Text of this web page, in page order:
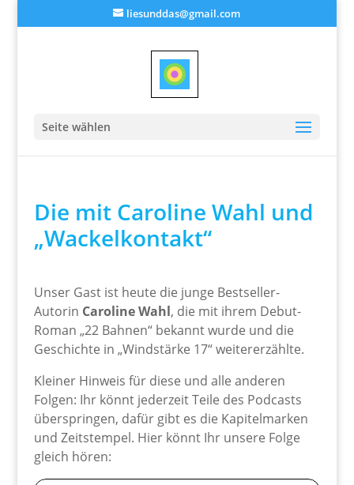
liesunddas@gmail.com
Seite wählen
Die mit Caroline Wahl und
„Wackelkontakt“
Unser Gast ist heute die junge Bestseller-
Autorin Caroline Wahl, die mit ihrem Debut-
Roman „22 Bahnen“ bekannt wurde und die
Geschichte in „Windstärke 17“ weitererzählte.
Kleiner Hinweis für diese und alle anderen
Folgen: Ihr könnt jederzeit Teile des Podcasts
überspringen, dafür gibt es die Kapitelmarken
und Zeitstempel. Hier könnt Ihr unsere Folge
gleich hören: